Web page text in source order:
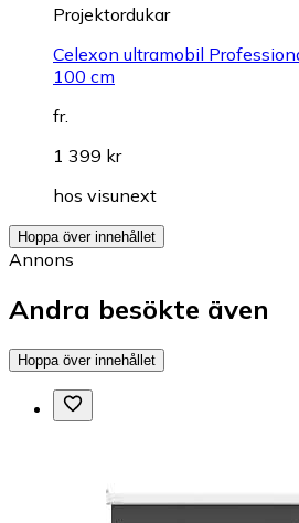
Projektordukar
Celexon ultramobil
100 cm
fr.
1 399 kr
hos visunext
Hoppa över innehållet
Annons
Andra besökte även
Hoppa över innehållet